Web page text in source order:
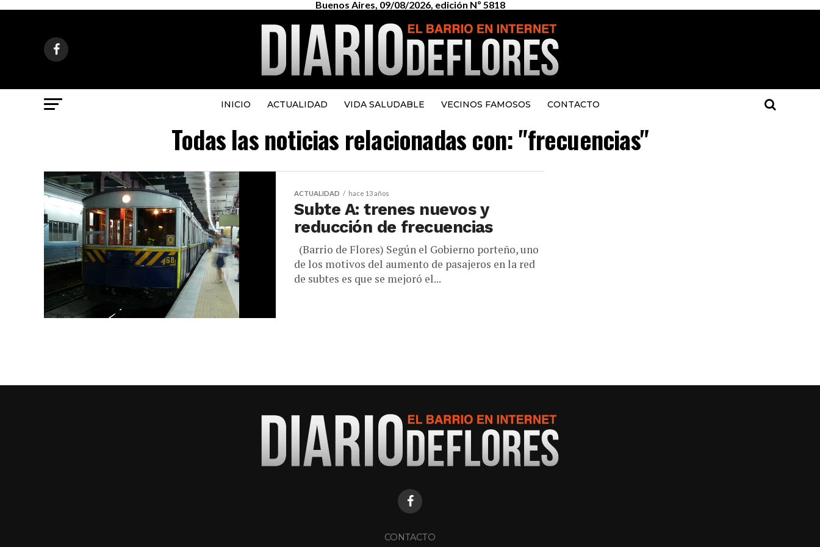
Buenos Aires, 09/08/2026, edición Nº 5818
INICIO ACTUALIDAD VIDA SALUDABLE VECINOS FAMOSOS CONTACTO
Todas las noticias relacionadas con: "frecuencias"
ACTUALIDAD hace 13 años
Subte A: trenes nuevos y
reducción de frecuencias
(Barrio de Flores) Según el Gobierno porteño, uno
de los motivos del aumento de pasajeros en la red
de subtes es que se mejoró el...
CONTACTO